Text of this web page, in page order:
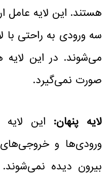
هستند. این لایه عامل
سه ورودی به راحتی با
می‌شوند. در این
صورت نمی‌گیرد.
لایه پنهان: این لایه
ورودی‌ها و خروجی‌های
بیرون دیده